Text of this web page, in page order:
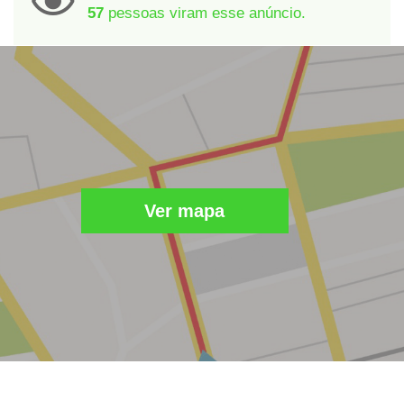
57 pessoas viram esse anúncio.
Ver mapa